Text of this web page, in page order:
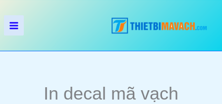
tới
nội
In decal mã vạch